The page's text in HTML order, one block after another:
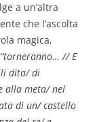
a un’altra
che l’ascolta
magica,
“torneranno… // E
dita/ di
alla meta/ nel
di un/ castello